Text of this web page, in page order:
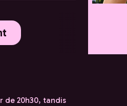
de 20h30, tandis